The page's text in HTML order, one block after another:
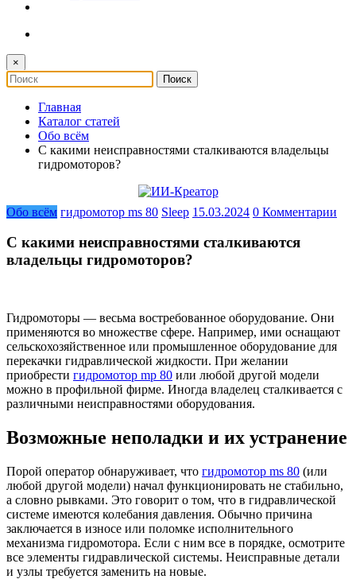
×
Главная
Каталог статей
Обо всём
С какими неисправностями сталкиваются владельцы
гидромоторов?
Обо всём гидромотор ms 80 Sleep 15.03.2024 0 Комментарии
С какими неисправностями сталкиваются
владельцы гидромоторов?
Гидромоторы — весьма востребованное оборудование. Они
применяются во множестве сфере. Например, ими оснащают
сельскохозяйственное или промышленное оборудование для
перекачки гидравлической жидкости. При желании
приобрести гидромотор mp 80 или любой другой модели
можно в профильной фирме. Иногда владелец сталкивается с
различными неисправностями оборудования.
Возможные неполадки и их устранение
Порой оператор обнаруживает, что гидромотор ms 80 (или
любой другой модели) начал функционировать не стабильно,
а словно рывками. Это говорит о том, что в гидравлической
системе имеются колебания давления. Обычно причина
заключается в износе или поломке исполнительного
механизма гидромотора. Если с ним все в порядке, осмотрите
все элементы гидравлической системы. Неисправные детали
и узлы требуется заменить на новые.